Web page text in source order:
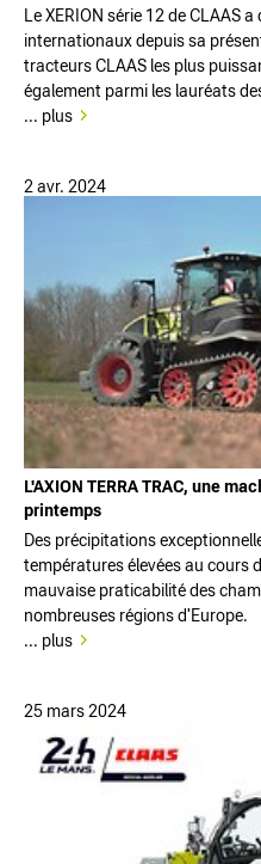
Le XERION série 12 de CLAAS
internationaux depuis sa
tracteurs CLAAS les plus
également parmi les lauréats
... plus
2 avr. 2024
L'AXION TERRA TRAC, une
printemps
Des précipitations
températures élevées au cours
mauvaise praticabilité des
nombreuses régions d'Europe.
... plus
25 mars 2024